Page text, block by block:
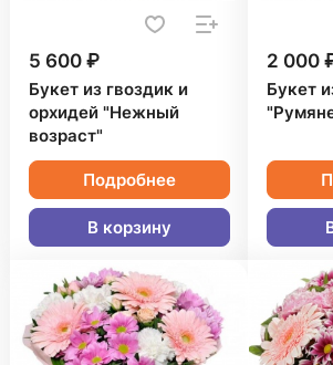
5 600 ₽
Букет из гвоздик и
орхидей "Нежный
возраст"
Подробнее
В корзину
2 000
Букет